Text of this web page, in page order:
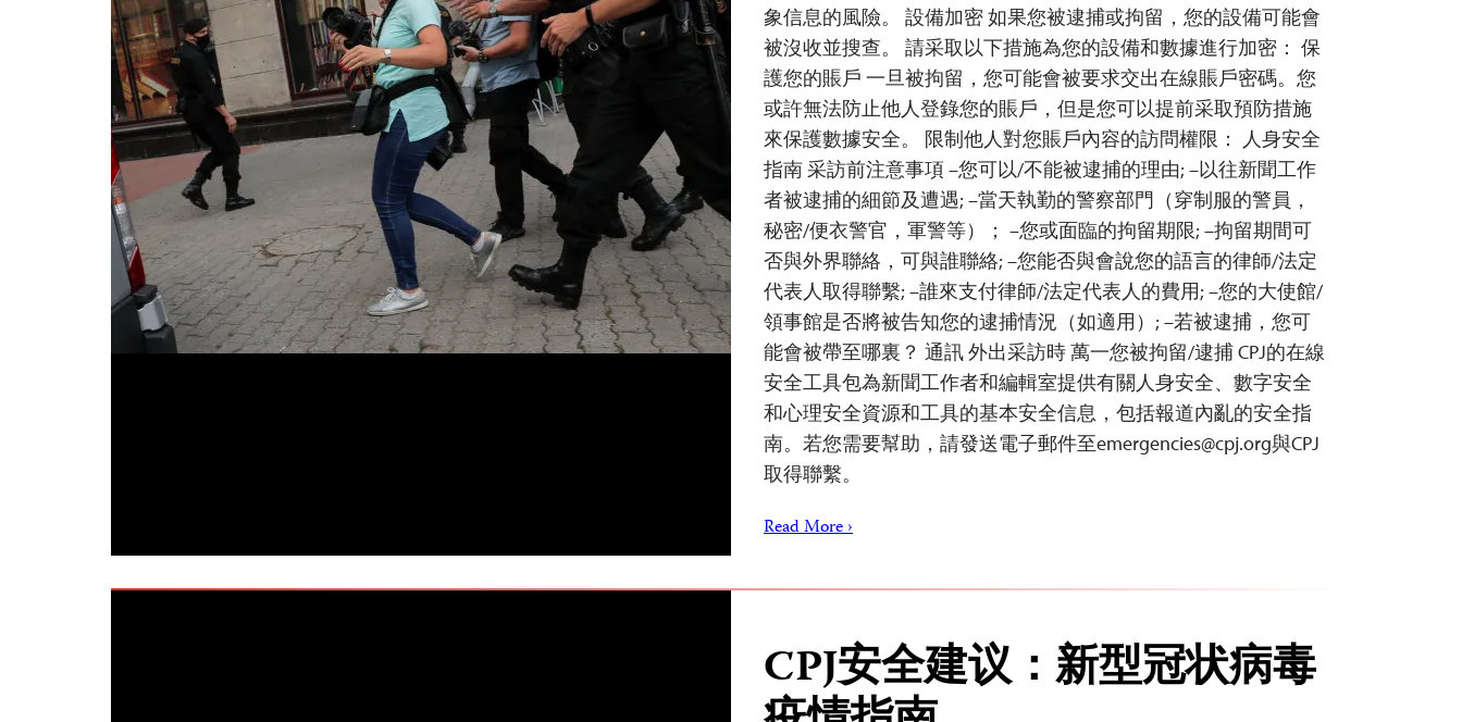
象信息的風險。 設備加密 如果您被逮捕或拘留，您的設備可能會
被沒收並搜查。 請采取以下措施為您的設備和數據進行加密： 保
護您的賬戶 一旦被拘留，您可能會被要求交出在線賬戶密碼。您
或許無法防止他人登錄您的賬戶，但是您可以提前采取預防措施
來保護數據安全。 限制他人對您賬戶內容的訪問權限： 人身安全
指南 采訪前注意事項 –您可以/不能被逮捕的理由; –以往新聞工作
者被逮捕的細節及遭遇; –當天執勤的警察部門（穿制服的警員，
秘密/便衣警官，軍警等）； –您或面臨的拘留期限; –拘留期間可
否與外界聯絡，可與誰聯絡; –您能否與會說您的語言的律師/法定
代表人取得聯繫; –誰來支付律師/法定代表人的費用; –您的大使館/
領事館是否將被告知您的逮捕情況（如適用）; –若被逮捕，您可
能會被帶至哪裏？ 通訊 外出采訪時 萬一您被拘留/逮捕 CPJ的在線
安全工具包為新聞工作者和編輯室提供有關人身安全、數字安全
和心理安全資源和工具的基本安全信息，包括報道內亂的安全指
南。若您需要幫助，請發送電子郵件至emergencies@cpj.org與CPJ
取得聯繫。
Read More ›
CPJ安全建议：新型冠状病毒